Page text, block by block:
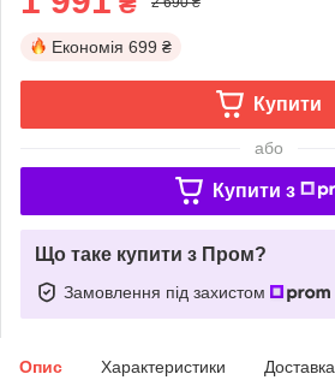
Економія 699 ₴
Купити
або
Купити з
Що таке купити з Пром?
Замовлення під захистом
Опис Характеристики Доставка